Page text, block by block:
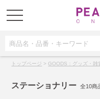
t
o
a
トップページ >GOODS：グッズ・雑
ステーショナリー 全10商